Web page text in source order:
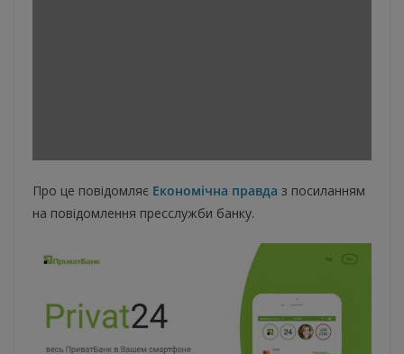
Про це повідомляє Економічна правда з посиланням
на повідомлення пресслужби банку.